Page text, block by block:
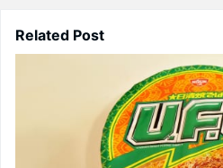
Related Post